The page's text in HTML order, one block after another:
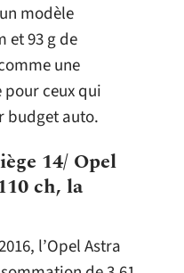
modèle
et 93 g de
une
ceux qui
budget auto.
14/ Opel
ch, la
l’Opel Astra